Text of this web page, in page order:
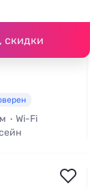
скидки
Wi-Fi